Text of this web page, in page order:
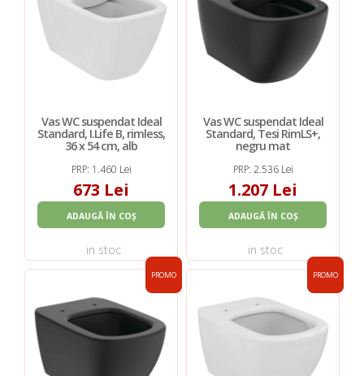
Vas WC suspendat Ideal
Standard, I.Life B, rimless,
36 x 54 cm, alb
PRP: 1.460 Lei
673 Lei
ADAUGĂ ÎN COȘ
in stoc
Vas WC suspendat Ideal
Standard, Tesi RimLS+,
negru mat
PRP: 2.536 Lei
1.207 Lei
ADAUGĂ ÎN COȘ
in stoc
PROMO PROMO